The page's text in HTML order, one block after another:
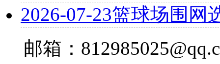
2026-07-23篮球场围网
邮箱：